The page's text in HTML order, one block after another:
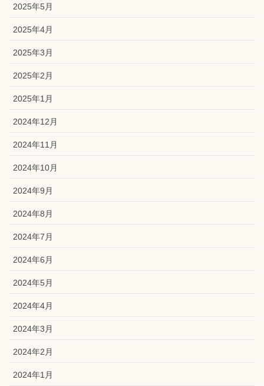
2025年5月
2025年4月
2025年3月
2025年2月
2025年1月
2024年12月
2024年11月
2024年10月
2024年9月
2024年8月
2024年7月
2024年6月
2024年5月
2024年4月
2024年3月
2024年2月
2024年1月